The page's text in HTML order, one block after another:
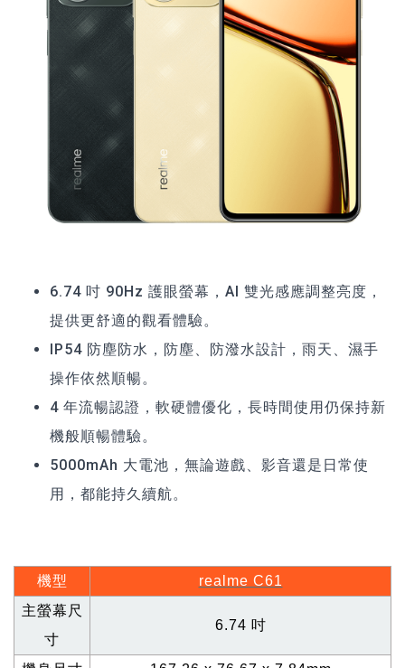
6.74 吋 90Hz 護眼螢幕，AI 雙光感應調整亮度，
提供更舒適的觀看體驗。
IP54 防塵防水，防塵、防潑水設計，雨天、濕手
操作依然順暢。
4 年流暢認證，軟硬體優化，長時間使用仍保持新
機般順暢體驗。
5000mAh 大電池，無論遊戲、影音還是日常使
用，都能持久續航。
機型
realme C61
主螢幕尺
寸
6.74 吋